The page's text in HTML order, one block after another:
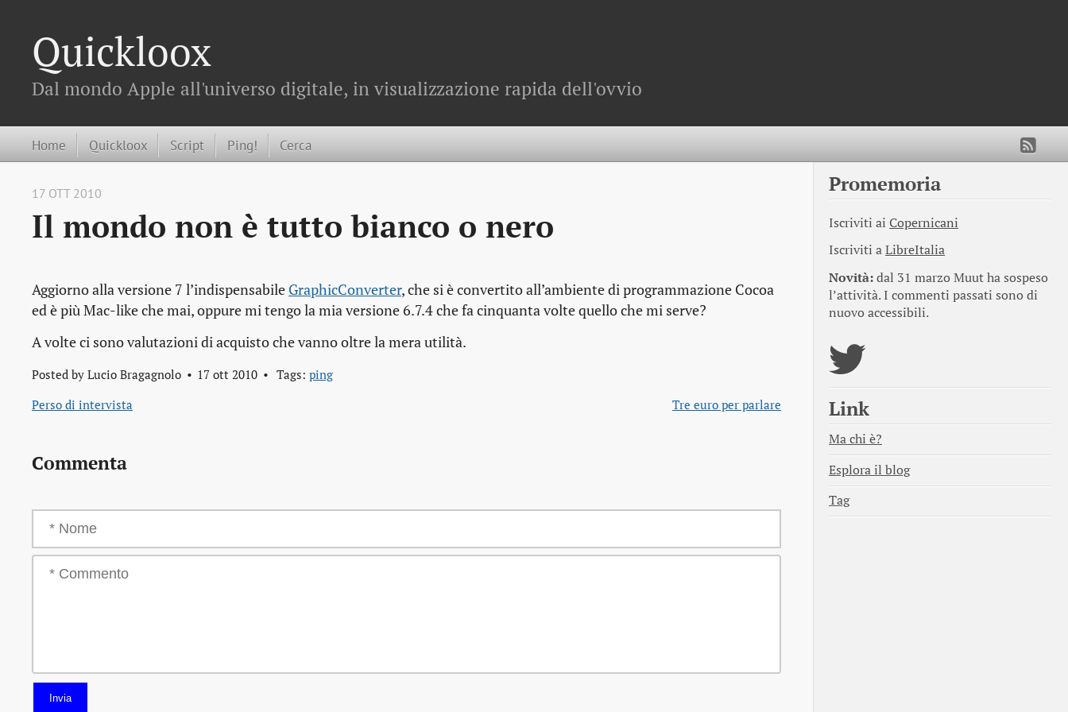
Quickloox
Dal mondo Apple all'universo digitale, in visualizzazione rapida dell'ovvio
Home Quickloox Script Ping! Cerca
17 OTT 2010
Il mondo non è tutto bianco o nero
Aggiorno alla versione 7 l’indispensabile GraphicConverter, che si è convertito all’ambiente di programmazione Cocoa
ed è più Mac-like che mai, oppure mi tengo la mia versione 6.7.4 che fa cinquanta volte quello che mi serve?
A volte ci sono valutazioni di acquisto che vanno oltre la mera utilità.
Posted by Lucio Bragagnolo 17 ott 2010 Tags: ping
Perso di intervista
Tre euro per parlare
Commenta
Invia
Promemoria
Iscriviti ai Copernicani
Iscriviti aLibreItalia
Novità:dal 31 marzo Muut ha sospeso
l’attività. I commenti passati sono di
nuovo accessibili.
Link
Ma chi è?
Esplora il blog
Tag